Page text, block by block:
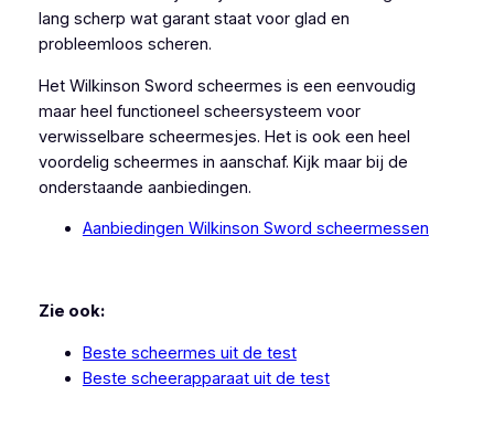
lang scherp wat garant staat voor glad en
probleemloos scheren.
Het Wilkinson Sword scheermes is een eenvoudig
maar heel functioneel scheersysteem voor
verwisselbare scheermesjes. Het is ook een heel
voordelig scheermes in aanschaf. Kijk maar bij de
onderstaande aanbiedingen.
Aanbiedingen Wilkinson Sword scheermessen
Zie ook:
Beste scheermes uit de test
Beste scheerapparaat uit de test